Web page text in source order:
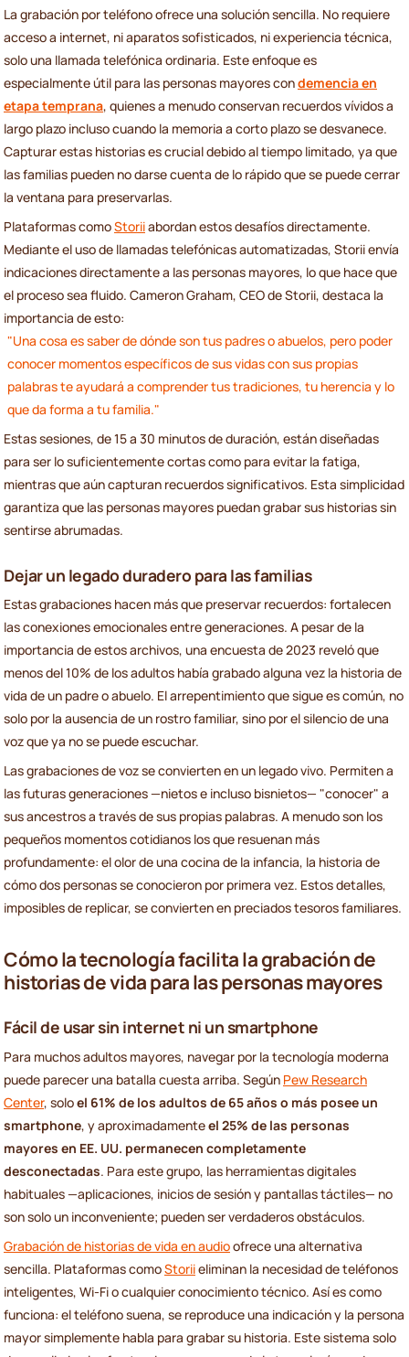
La grabación por teléfono ofrece una solución sencilla. No requiere
acceso a internet, ni aparatos sofisticados, ni experiencia técnica,
solo una llamada telefónica ordinaria. Este enfoque es
especialmente útil para las personas mayores condemencia en
etapa temprana, quienes a menudo conservan recuerdos vívidos a
largo plazo incluso cuando la memoria a corto plazo se desvanece.
Capturar estas historias es crucial debido al tiempo limitado, ya que
las familias pueden no darse cuenta de lo rápido que se puede cerrar
la ventana para preservarlas.
Plataformas comoStoriiabordan estos desafíos directamente.
Mediante el uso de llamadas telefónicas automatizadas, Storii envía
indicaciones directamente a las personas mayores, lo que hace que
el proceso sea fluido. Cameron Graham, CEO de Storii, destaca la
importancia de esto:
"Una cosa es saber de dónde son tus padres o abuelos, pero poder
conocer momentos específicos de sus vidas con sus propias
palabras te ayudará a comprender tus tradiciones, tu herencia y lo
que da forma a tu familia."
Estas sesiones, de 15 a 30 minutos de duración, están diseñadas
para ser lo suficientemente cortas como para evitar la fatiga,
mientras que aún capturan recuerdos significativos. Esta simplicidad
garantiza que las personas mayores puedan grabar sus historias sin
sentirse abrumadas.
Dejar un legado duradero para las familias
Estas grabaciones hacen más que preservar recuerdos: fortalecen
las conexiones emocionales entre generaciones. A pesar de la
importancia de estos archivos, una encuesta de 2023 reveló que
menos del 10% de los adultos había grabado alguna vez la historia de
vida de un padre o abuelo. El arrepentimiento que sigue es común, no
solo por la ausencia de un rostro familiar, sino por el silencio de una
voz que ya no se puede escuchar.
Las grabaciones de voz se convierten en un legado vivo. Permiten a
las futuras generaciones —nietos e incluso bisnietos— "conocer" a
sus ancestros a través de sus propias palabras. A menudo son los
pequeños momentos cotidianos los que resuenan más
profundamente: el olor de una cocina de la infancia, la historia de
cómo dos personas se conocieron por primera vez. Estos detalles,
imposibles de replicar, se convierten en preciados tesoros familiares.
Cómo la tecnología facilita la grabación de
historias de vida para las personas mayores
Fácil de usar sin internet ni un smartphone
Para muchos adultos mayores, navegar por la tecnología moderna
puede parecer una batalla cuesta arriba. Según Pew Research
Center, soloel 61% de los adultos de 65 años o más posee un
smartphone, y aproximadamenteel 25% de las personas
mayores en EE. UU. permanecen completamente
desconectadas. Para este grupo, las herramientas digitales
habituales —aplicaciones, inicios de sesión y pantallas táctiles— no
son solo un inconveniente; pueden ser verdaderos obstáculos.
Grabación de historias de vida en audioofrece una alternativa
sencilla. Plataformas comoStoriieliminan la necesidad de teléfonos
inteligentes, Wi-Fi o cualquier conocimiento técnico. Así es como
funciona: el teléfono suena, se reproduce una indicación y la persona
mayor simplemente habla para grabar su historia. Este sistema solo